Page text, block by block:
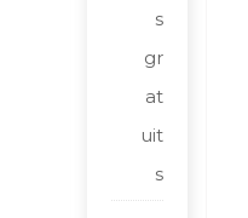
s
gr
at
uit
s